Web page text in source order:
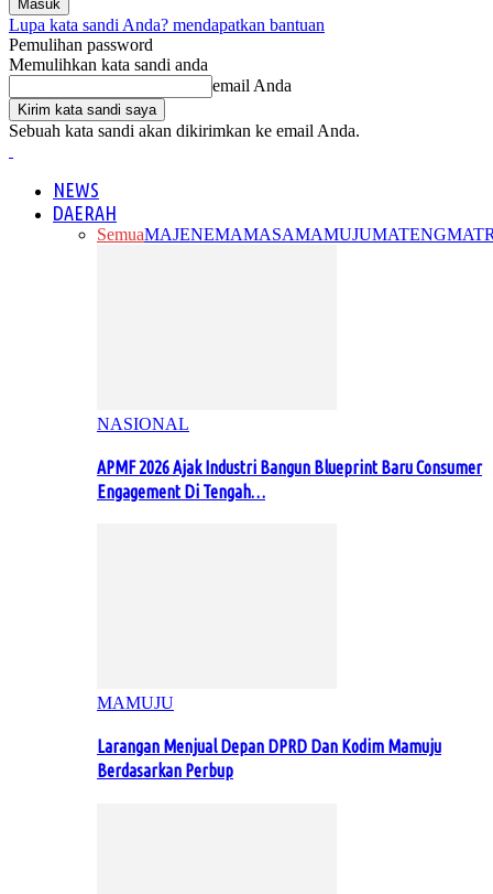
Lupa kata sandi Anda? mendapatkan bantuan
Pemulihan password
Memulihkan kata sandi anda
email Anda
Sebuah kata sandi akan dikirimkan ke email Anda.
NEWS
DAERAH
SemuaMAJENEMAMASAMAMUJUMATENG
NASIONAL
APMF 2026 Ajak Industri Bangun Blueprint Baru Consumer
Engagement Di Tengah…
MAMUJU
Larangan Menjual Depan DPRD Dan Kodim Mamuju
Berdasarkan Perbup